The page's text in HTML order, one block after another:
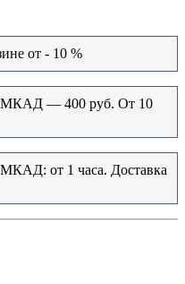
от - 10 %
МКАД — 400 руб. От 10
от 1 часа. Доставка